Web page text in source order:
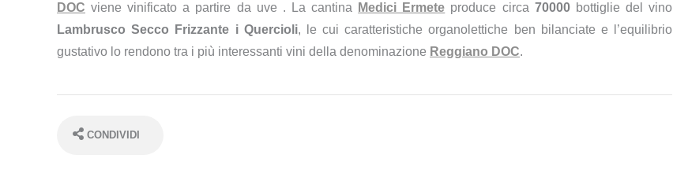
DOC viene vinificato a partire da uve . La cantina Medici Ermete produce circa 70000 bottiglie del vino
Lambrusco Secco Frizzante i Quercioli, le cui caratteristiche organolettiche ben bilanciate e l’equilibrio
gustativo lo rendono tra i più interessanti vini della denominazione Reggiano DOC.
CONDIVIDI